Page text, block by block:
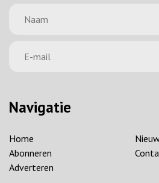
Navigatie
Home
Abonneren
Adverteren